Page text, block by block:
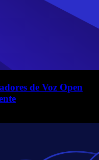
de Voz Open